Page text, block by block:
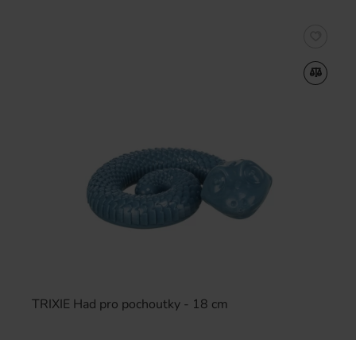
TRIXIE Had pro pochoutky - 18 cm